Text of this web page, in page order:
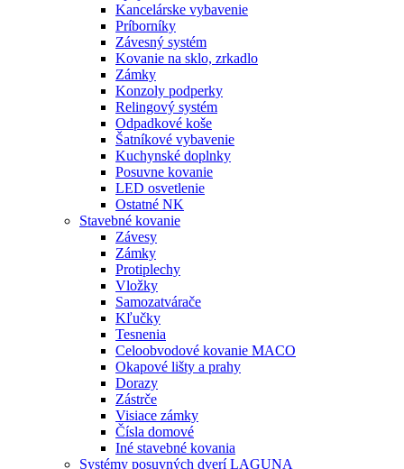
Kancelárske vybavenie
Príborníky
Závesný systém
Kovanie na sklo, zrkadlo
Zámky
Konzoly podperky
Relingový systém
Odpadkové koše
Šatníkové vybavenie
Kuchynské doplnky
Posuvne kovanie
LED osvetlenie
Ostatné NK
Stavebné kovanie
Závesy
Zámky
Protiplechy
Vložky
Samozatvárače
Kľučky
Tesnenia
Celoobvodové kovanie MACO
Okapové lišty a prahy
Dorazy
Zástrče
Visiace zámky
Čísla domové
Iné stavebné kovania
Systémy posuvných dverí LAGUNA